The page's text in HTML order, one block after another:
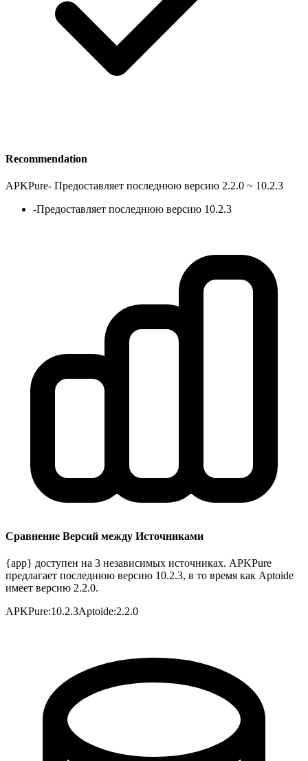
Recommendation
APKPure- Предоставляет последнюю версию 2.2.0 ~ 10.2.3
-Предоставляет последнюю версию 10.2.3
Сравнение Версий между Источниками
{app} доступен на 3 независимых источниках. APKPure
предлагает последнюю версию 10.2.3, в то время как Aptoide
имеет версию 2.2.0.
APKPure:10.2.3Aptoide:2.2.0